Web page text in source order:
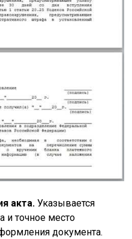
акта. Указывается
и точное место
документа.